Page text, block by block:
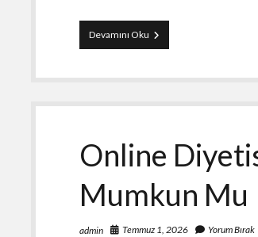
Devamını Oku Kucuk
Mutfaklar
Fonksiyonel
Online
Mumkun Mu
admin Temmuz 1, 2026 Yorum Bırak